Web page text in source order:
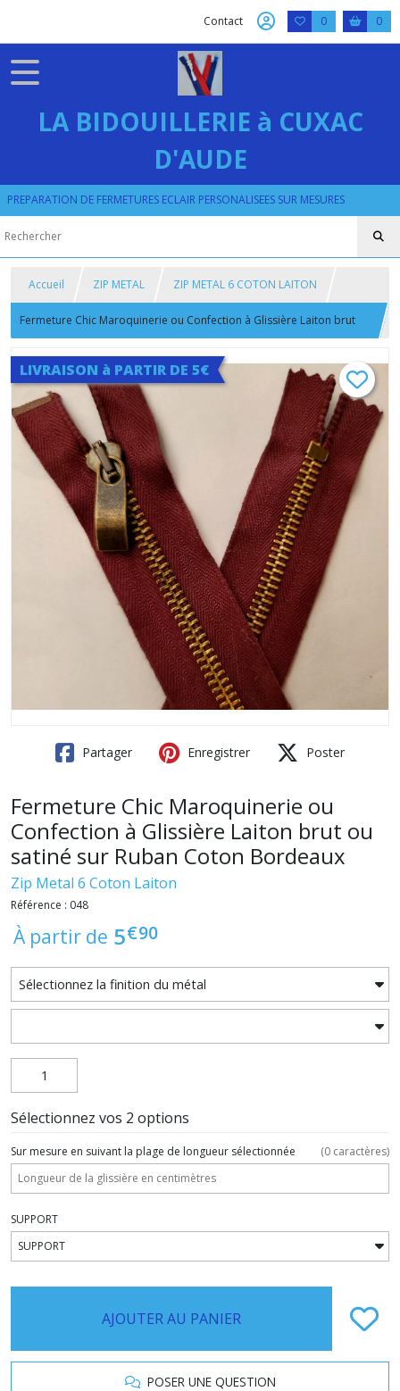
Contact 0 0
LA BIDOUILLERIE à CUXAC
D'AUDE
PREPARATION DE FERMETURES ECLAIR PERSONALISEES SUR MESURES
Accueil ZIP METAL ZIP METAL 6 COTON LAITON
Fermeture Chic Maroquinerie ou Confection à Glissière Laiton brut
ou satiné sur Ruban Coton Bordeaux
LIVRAISON à PARTIR DE 5€
Partager Enregistrer Poster
Fermeture Chic Maroquinerie ou
Confection à Glissière Laiton brut ou
satiné sur Ruban Coton Bordeaux
Zip Metal 6 Coton Laiton
Référence : 048
À partir de 5€90
Sélectionnez vos 2 options
Sur mesure en suivant la plage de longueur sélectionnée (0 caractères)
SUPPORT
AJOUTER AU PANIER
POSER UNE QUESTION